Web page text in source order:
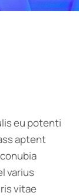
eu potenti
aptent
varius
vitae